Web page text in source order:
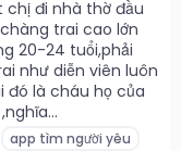
chị đi nhà thờ đầu
trai cao lớn
20-24 tuổi,phải
như diễn viên luôn
đó là cháu họ của
app tìm người yêu